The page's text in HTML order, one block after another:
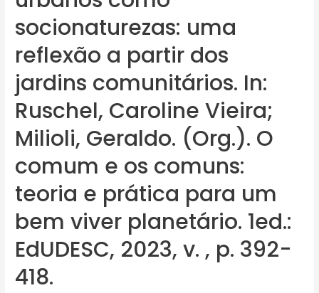
socionaturezas: uma
reflexão a partir dos
jardins comunitários. In:
Ruschel, Caroline Vieira;
Milioli, Geraldo. (Org.). O
comum e os comuns:
teoria e prática para um
bem viver planetário. 1ed.:
EdUDESC, 2023, v. , p. 392-
418.